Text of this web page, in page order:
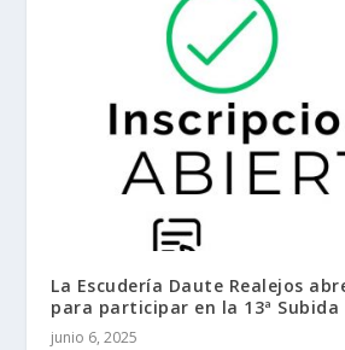
La Escudería Daute Realejos
para participar en la 13ª Subida
junio 6, 2025